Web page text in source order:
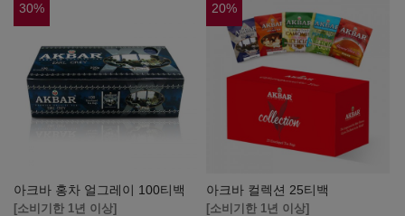
30%
아크바 홍차 얼그레이 100티백
[소비기한 1년 이상]
20%
아크바 컬렉션 25티백
[소비기한 1년 이상]